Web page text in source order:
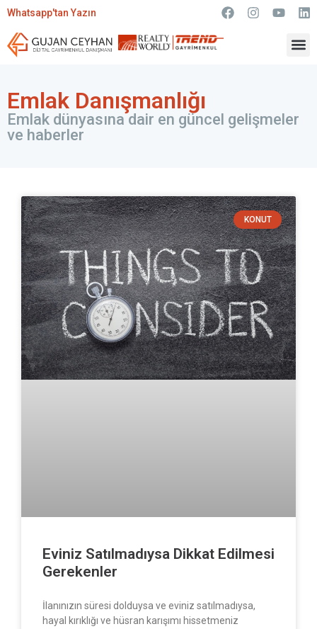
Whatsapp'tan Yazın
Emlak Danışmanlığı
Emlak dünyasına dair en güncel gelişmeler
ve haberler
KONUT
Eviniz Satılmadıysa Dikkat Edilmesi
Gerekenler
İlanınızın süresi dolduysa ve eviniz satılmadıysa,
hayal kırıklığı ve hüsran karışımı hissetmeniz